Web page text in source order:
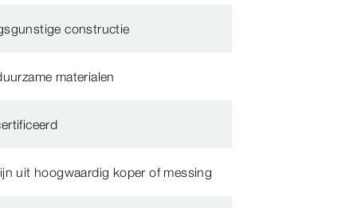
constructie
materialen
uit hoogwaardig koper of messing